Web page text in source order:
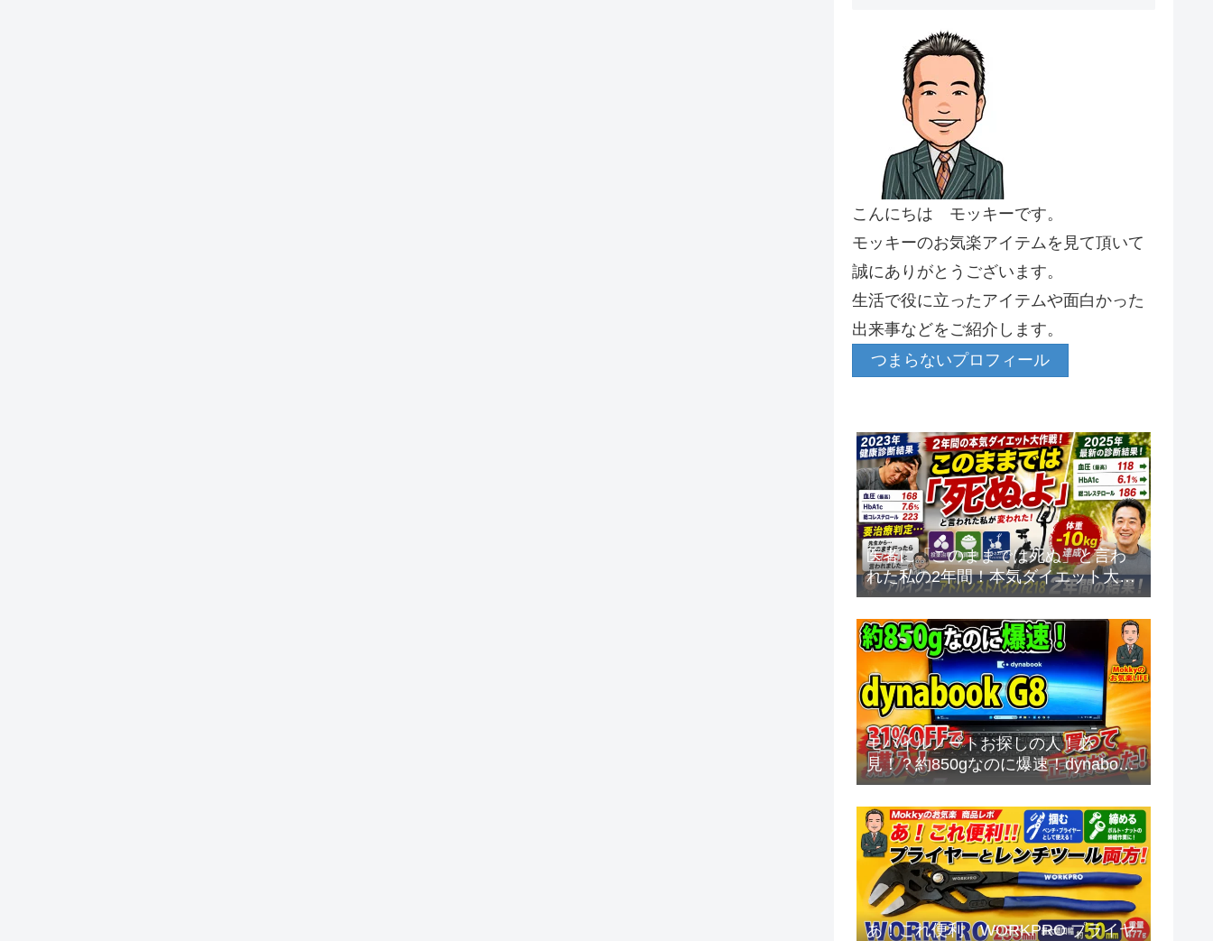
こんにちは モッキーです。
モッキーのお気楽アイテムを見て頂いて
誠にありがとうございます。
生活で役に立ったアイテムや面白かった
出来事などをご紹介します。
つまらないプロフィール
医者に「このままでは死ぬ」と言わ
れた私の2年間！本気ダイエット大作
戦
モバイルノートお探しの人！必
見！？約850gなのに爆速！dynabook
G8 2026年夏モデルを本音レビュー
あ！これ便利 WORKPRO プライヤ